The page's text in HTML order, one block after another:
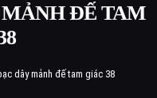
ĐẾ TAM
dây mảnh đế tam giác 38